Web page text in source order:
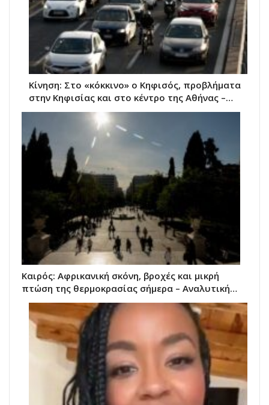
Κίνηση: Στο «κόκκινο» ο Κηφισός, προβλήματα
στην Κηφισίας και στο κέντρο της Αθήνας –…
Καιρός: Αφρικανική σκόνη, βροχές και μικρή
πτώση της θερμοκρασίας σήμερα – Αναλυτική…